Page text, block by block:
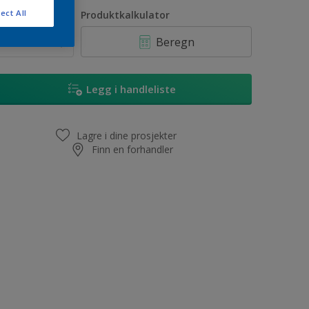
1L
2,5L
10L
Produktkalkulator
Beregn
Legg i handleliste
Lagre i dine prosjekter
Finn en forhandler
All